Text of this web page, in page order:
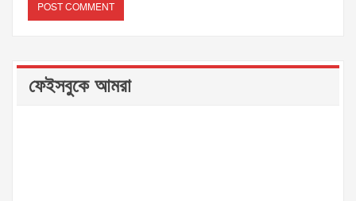
ফেইসবুকে আমরা